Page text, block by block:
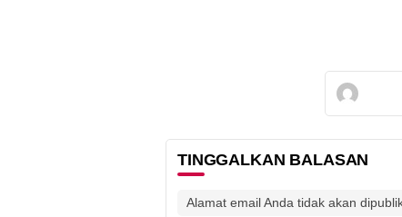
TINGGALKAN BALASAN
Alamat email Anda tidak akan